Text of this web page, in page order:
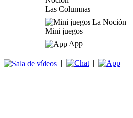
Las Columnas
Mini juegos
App
| | |